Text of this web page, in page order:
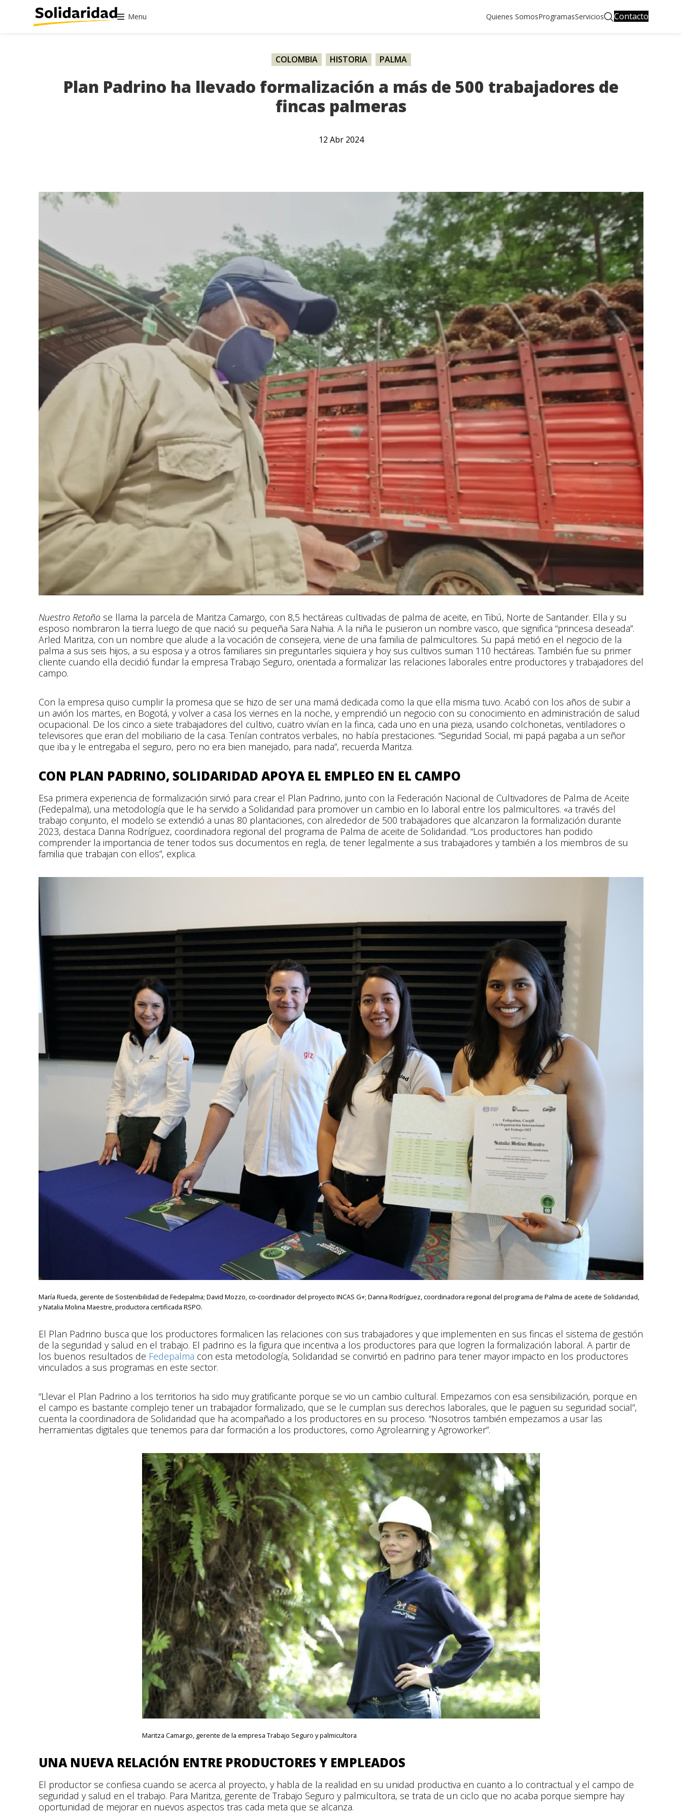
Menu Quienes SomosProgramasServicios Contacto
COLOMBIA HISTORIA PALMA
Plan Padrino ha llevado formalización a más de 500 trabajadores de
fincas palmeras
12 Abr 2024
Nuestro Retoño se llama la parcela de Maritza Camargo, con 8,5 hectáreas cultivadas de palma de aceite, en Tibú, Norte de Santander. Ella y su
esposo nombraron la tierra luego de que nació su pequeña Sara Nahia. A la niña le pusieron un nombre vasco, que significa “princesa deseada”.
Arled Maritza, con un nombre que alude a la vocación de consejera, viene de una familia de palmicultores. Su papá metió en el negocio de la
palma a sus seis hijos, a su esposa y a otros familiares sin preguntarles siquiera y hoy sus cultivos suman 110 hectáreas. También fue su primer
cliente cuando ella decidió fundar la empresa Trabajo Seguro, orientada a formalizar las relaciones laborales entre productores y trabajadores del
campo.
Con la empresa quiso cumplir la promesa que se hizo de ser una mamá dedicada como la que ella misma tuvo. Acabó con los años de subir a
un avión los martes, en Bogotá, y volver a casa los viernes en la noche, y emprendió un negocio con su conocimiento en administración de salud
ocupacional. De los cinco a siete trabajadores del cultivo, cuatro vivían en la finca, cada uno en una pieza, usando colchonetas, ventiladores o
televisores que eran del mobiliario de la casa. Tenían contratos verbales, no había prestaciones. “Seguridad Social, mi papá pagaba a un señor
que iba y le entregaba el seguro, pero no era bien manejado, para nada”, recuerda Maritza.
CON PLAN PADRINO, SOLIDARIDAD APOYA EL EMPLEO EN EL CAMPO
Esa primera experiencia de formalización sirvió para crear el Plan Padrino, junto con la Federación Nacional de Cultivadores de Palma de Aceite
(Fedepalma), una metodología que le ha servido a Solidaridad para promover un cambio en lo laboral entre los palmicultores. «a través del
trabajo conjunto, el modelo se extendió a unas 80 plantaciones, con alrededor de 500 trabajadores que alcanzaron la formalización durante
2023, destaca Danna Rodríguez, coordinadora regional del programa de Palma de aceite de Solidaridad. “Los productores han podido
comprender la importancia de tener todos sus documentos en regla, de tener legalmente a sus trabajadores y también a los miembros de su
familia que trabajan con ellos”, explica.
María Rueda, gerente de Sostenibilidad de Fedepalma; David Mozzo, co-coordinador del proyecto INCAS G+; Danna Rodríguez, coordinadora regional del programa de Palma de aceite de Solidaridad,
y Natalia Molina Maestre, productora certificada RSPO.
El Plan Padrino busca que los productores formalicen las relaciones con sus trabajadores y que implementen en sus fincas el sistema de gestión
de la seguridad y salud en el trabajo. El padrino es la figura que incentiva a los productores para que logren la formalización laboral. A partir de
los buenos resultados de Fedepalma con esta metodología, Solidaridad se convirtió en padrino para tener mayor impacto en los productores
vinculados a sus programas en este sector.
“Llevar el Plan Padrino a los territorios ha sido muy gratificante porque se vio un cambio cultural. Empezamos con esa sensibilización, porque en
el campo es bastante complejo tener un trabajador formalizado, que se le cumplan sus derechos laborales, que le paguen su seguridad social”,
cuenta la coordinadora de Solidaridad que ha acompañado a los productores en su proceso. “Nosotros también empezamos a usar las
herramientas digitales que tenemos para dar formación a los productores, como Agrolearning y Agroworker”.
Maritza Camargo, gerente de la empresa Trabajo Seguro y palmicultora
UNA NUEVA RELACIÓN ENTRE PRODUCTORES Y EMPLEADOS
El productor se confiesa cuando se acerca al proyecto, y habla de la realidad en su unidad productiva en cuanto a lo contractual y el campo de
seguridad y salud en el trabajo. Para Maritza, gerente de Trabajo Seguro y palmicultora, se trata de un ciclo que no acaba porque siempre hay
oportunidad de mejorar en nuevos aspectos tras cada meta que se alcanza.